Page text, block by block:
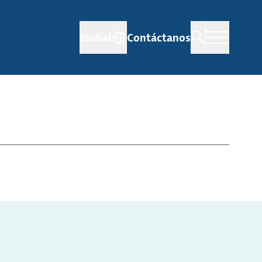
Contáctanos